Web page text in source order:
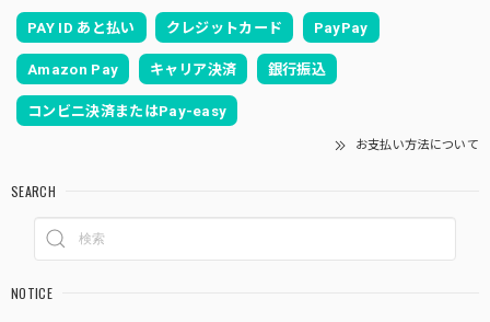
PAY ID あと払い クレジットカード PayPay
Amazon Pay キャリア決済 銀行振込
コンビニ決済またはPay-easy
お支払い方法について
SEARCH
NOTICE